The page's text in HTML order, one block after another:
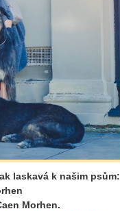
laskavá k našim psům:
Morhen.